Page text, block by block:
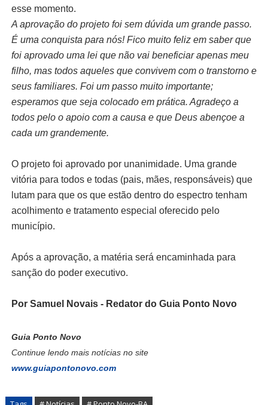
esse momento.
A aprovação do projeto foi sem dúvida um grande passo.
É uma conquista para nós! Fico muito feliz em saber que
foi aprovado uma lei que não vai beneficiar apenas meu
filho, mas todos aqueles que convivem com o transtorno e
seus familiares. Foi um passo muito importante;
esperamos que seja colocado em prática. Agradeço a
todos pelo o apoio com a causa e que Deus abençoe a
cada um grandemente.
O projeto foi aprovado por unanimidade. Uma grande
vitória para todos e todas (pais, mães, responsáveis) que
lutam para que os que estão dentro do espectro tenham
acolhimento e tratamento especial oferecido pelo
município.
Após a aprovação, a matéria será encaminhada para
sanção do poder executivo.
Por Samuel Novais - Redator do Guia Ponto Novo
Guia Ponto Novo
Continue lendo mais notícias no site
www.guiapontonovo.com